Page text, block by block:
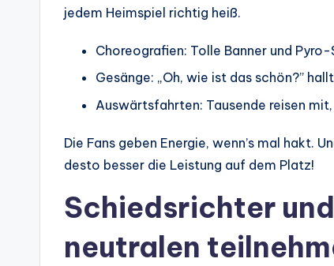
jedem Heimspiel richtig heiß.
Choreografien: Tolle Banner und
Gesänge: „Oh, wie ist das schön?”
Auswärtsfahrten: Tausende reisen mit,
Die Fans geben Energie, wenn’s mal hakt.
desto besser die Leistung auf dem Platz!
Schiedsrichter
neutralen